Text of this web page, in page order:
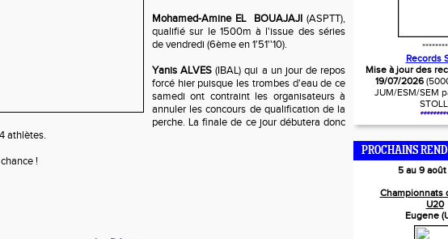
Mohamed-Amine EL BOUAJAJI (ASPTT),
qualifié sur le 1500m à l'issue des séries
de vendredi (6ème en 1'51''10).
Yanis ALVES(IBAL) qui a un jour de repos
forcé hier puisque les trombes d'eau de ce
samedi ont contraint les organisateurs à
annuler les concours de qualification de la
perche. La finale de ce jour débutera donc
athlètes.
!
********
Records
Mise à jour des
19/07/2026
JUM/ESM/SEM
PROCHAINS
5 au 9
Championnats
U20
Eugene